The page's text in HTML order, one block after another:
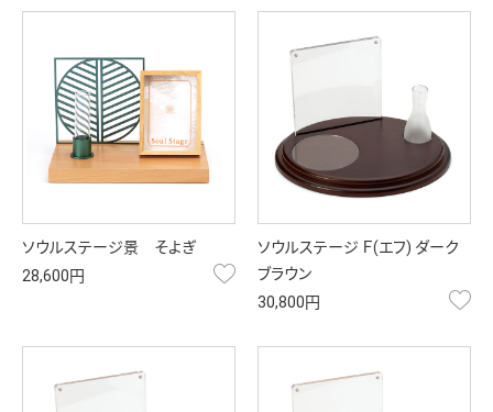
ソウルステージ景 そよぎ
28,600円
お気に入り
ソウルステージ Ｆ(エフ) ダーク
ブラウン
30,800円